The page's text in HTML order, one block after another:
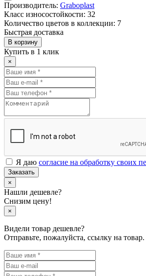
Производитель: Graboplast
Класс износостойкости: 32
Количество цветов в коллекции: 7
Быстрая доставка
В корзину
Купить в 1 клик
×
Я даю согласие на обработку своих
Заказать
×
Нашли дешевле?
Снизим цену!
×
Видели товар дешевле?
Отправьте, пожалуйста, ссылку на товар.